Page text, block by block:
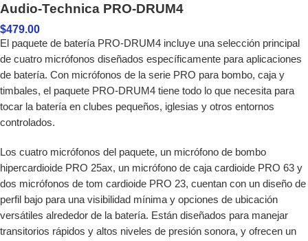
Audio-Technica PRO-DRUM4
$479.00
El paquete de batería PRO-DRUM4 incluye una selección principal
de cuatro micrófonos diseñados específicamente para aplicaciones
de batería. Con micrófonos de la serie PRO para bombo, caja y
timbales, el paquete PRO-DRUM4 tiene todo lo que necesita para
tocar la batería en clubes pequeños, iglesias y otros entornos
controlados.
Los cuatro micrófonos del paquete, un micrófono de bombo
hipercardioide PRO 25ax, un micrófono de caja cardioide PRO 63 y
dos micrófonos de tom cardioide PRO 23, cuentan con un diseño de
perfil bajo para una visibilidad mínima y opciones de ubicación
versátiles alrededor de la batería. Están diseñados para manejar
transitorios rápidos y altos niveles de presión sonora, y ofrecen un